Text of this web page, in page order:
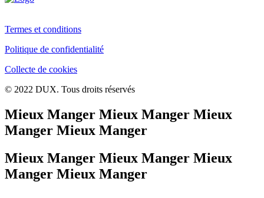
Termes et conditions
Politique de confidentialité
Collecte de cookies
© 2022 DUX. Tous droits réservés
Mieux Manger Mieux Manger Mieux
Manger Mieux Manger
Mieux Manger Mieux Manger Mieux
Manger Mieux Manger